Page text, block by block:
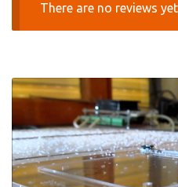
There are no reviews